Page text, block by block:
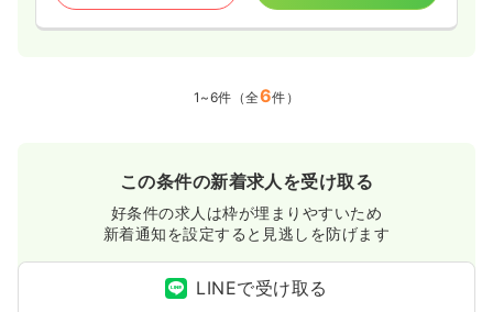
1~6件（全6件）
この条件の新着求人を受け取る
好条件の求人は枠が埋まりやすいため
新着通知を設定すると見逃しを防げます
LINEで受け取る